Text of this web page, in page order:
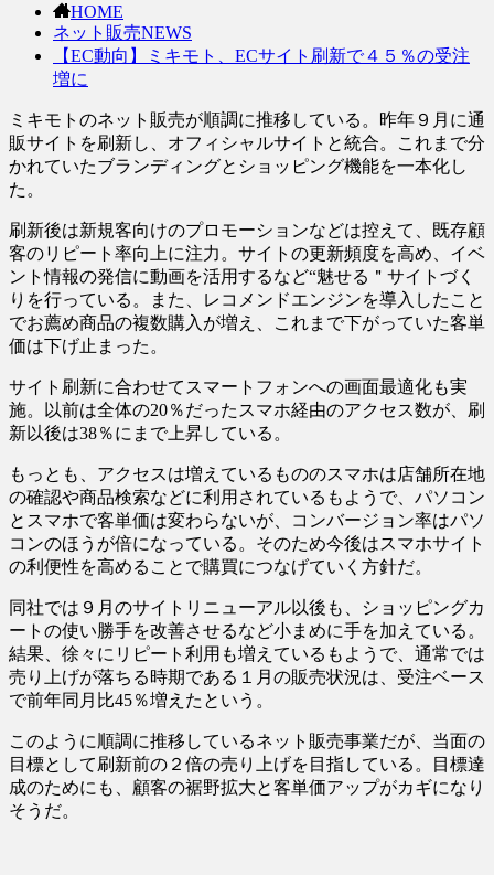
HOME
ネット販売NEWS
【EC動向】ミキモト、ECサイト刷新で４５％の受注
増に
ミキモトのネット販売が順調に推移している。昨年９月に通
販サイトを刷新し、オフィシャルサイトと統合。これまで分
かれていたブランディングとショッピング機能を一本化し
た。
刷新後は新規客向けのプロモーションなどは控えて、既存顧
客のリピート率向上に注力。サイトの更新頻度を高め、イベ
ント情報の発信に動画を活用するなど“魅せる＂サイトづく
りを行っている。また、レコメンドエンジンを導入したこと
でお薦め商品の複数購入が増え、これまで下がっていた客単
価は下げ止まった。
サイト刷新に合わせてスマートフォンへの画面最適化も実
施。以前は全体の20％だったスマホ経由のアクセス数が、刷
新以後は38％にまで上昇している。
もっとも、アクセスは増えているもののスマホは店舗所在地
の確認や商品検索などに利用されているもようで、パソコン
とスマホで客単価は変わらないが、コンバージョン率はパソ
コンのほうが倍になっている。そのため今後はスマホサイト
の利便性を高めることで購買につなげていく方針だ。
同社では９月のサイトリニューアル以後も、ショッピングカ
ートの使い勝手を改善させるなど小まめに手を加えている。
結果、徐々にリピート利用も増えているもようで、通常では
売り上げが落ちる時期である１月の販売状況は、受注ベース
で前年同月比45％増えたという。
このように順調に推移しているネット販売事業だが、当面の
目標として刷新前の２倍の売り上げを目指している。目標達
成のためにも、顧客の裾野拡大と客単価アップがカギになり
そうだ。